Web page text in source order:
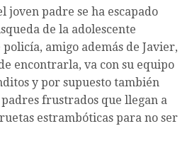
joven padre se ha escapado
de la adolescente
amigo además de Javier,
encontrarla, va con su equipo
y por supuesto también
frustrados que llegan a
estrambóticas para no ser